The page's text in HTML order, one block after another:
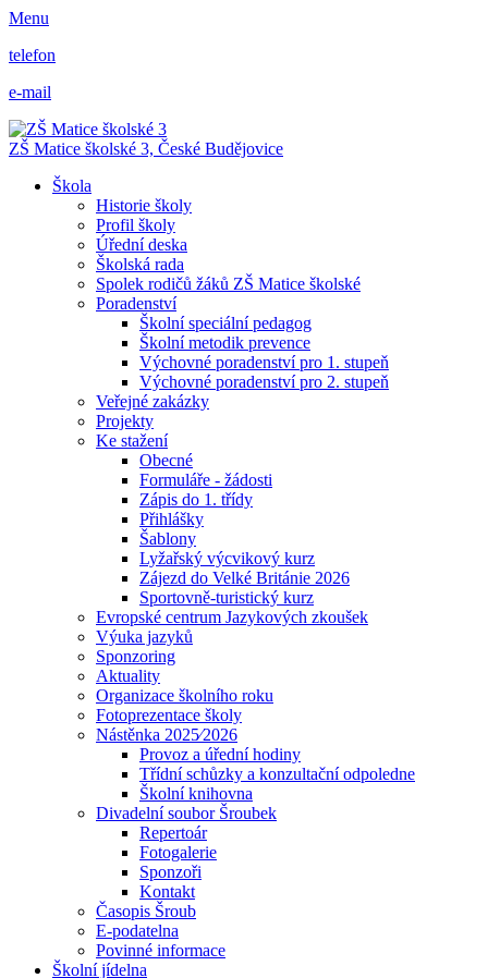
Menu
telefon
e-mail
ZŠ Matice školské 3, České Budějovice
Škola
Historie školy
Profil školy
Úřední deska
Školská rada
Spolek rodičů žáků ZŠ Matice školské
Poradenství
Školní speciální pedagog
Školní metodik prevence
Výchovné poradenství pro 1. stupeň
Výchovné poradenství pro 2. stupeň
Veřejné zakázky
Projekty
Ke stažení
Obecné
Formuláře - žádosti
Zápis do 1. třídy
Přihlášky
Šablony
Lyžařský výcvikový kurz
Zájezd do Velké Británie 2026
Sportovně-turistický kurz
Evropské centrum Jazykových zkoušek
Výuka jazyků
Sponzoring
Aktuality
Organizace školního roku
Fotoprezentace školy
Nástěnka 2025⁄2026
Provoz a úřední hodiny
Třídní schůzky a konzultační odpoledne
Školní knihovna
Divadelní soubor Šroubek
Repertoár
Fotogalerie
Sponzoři
Kontakt
Časopis Šroub
E-podatelna
Povinné informace
Školní jídelna